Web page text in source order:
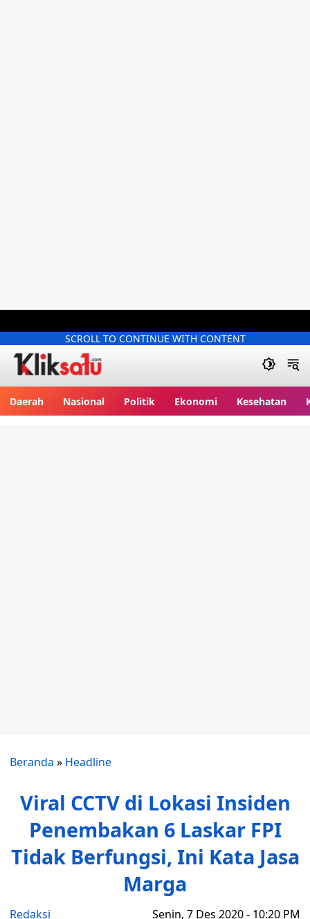
SCROLL TO CONTINUE WITH CONTENT
Daerah Nasional Politik Ekonomi Kesehatan
Beranda » Headline
Viral CCTV di Lokasi Insiden
Penembakan 6 Laskar FPI
Tidak Berfungsi, Ini Kata Jasa
Marga
Redaksi Senin, 7 Des 2020 - 10:20 PM